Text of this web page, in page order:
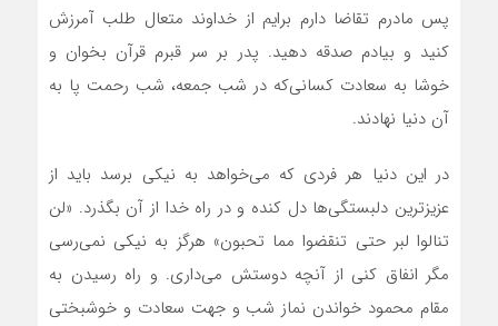
پس مادرم تقاضا دارم برایم از خداوند متعال طلب آمرزش
کنید و بیادم صدقه دهید. پدر بر سر قبرم قرآن بخوان و
خوشا به سعادت کسانی‌که در شب جمعه، شب رحمت پا به
آن دنیا نهادند.
در این دنیا هر فردی که می‌خواهد به نیکی برسد باید از
عزیز‌ترین دلبستگی‌ها دل کنده و در راه خدا از آن بگذرد. «لن
تنالوا لبر حتی تنقضوا مما تحبون» هرگز به نیکی نمی‌رسی
مگر انفاق کنی از آنچه دوستش می‌داری. و راه رسیدن به
مقام محمود خواندن نماز شب و جهت سعادت و خوشبختی